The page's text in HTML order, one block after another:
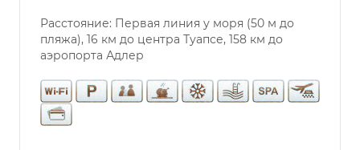
Расстояние: Первая линия у моря (50 м до
пляжа), 16 км до центра Туапсе, 158 км до
аэропорта Адлер